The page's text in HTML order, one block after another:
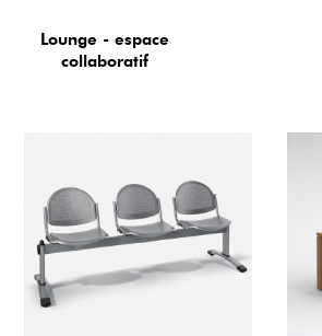
Lounge - espace
collaboratif